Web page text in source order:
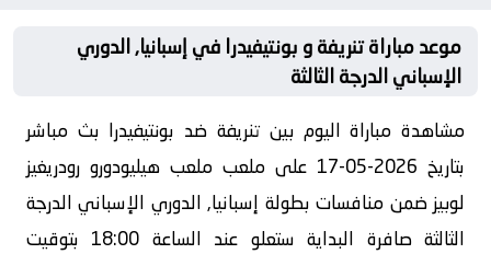
موعد مباراة تنريفة و بونتيفيدرا في إسبانيا, الدوري
الإسباني الدرجة الثالثة
مشاهدة مباراة اليوم بين تنريفة ضد بونتيفيدرا بث مباشر
بتاريخ 2026-05-17 على ملعب ملعب هيليودورو رودريغيز
لوبيز ضمن منافسات بطولة إسبانيا, الدوري الإسباني الدرجة
الثالثة صافرة البداية ستعلو عند الساعة 18:00 بتوقيت